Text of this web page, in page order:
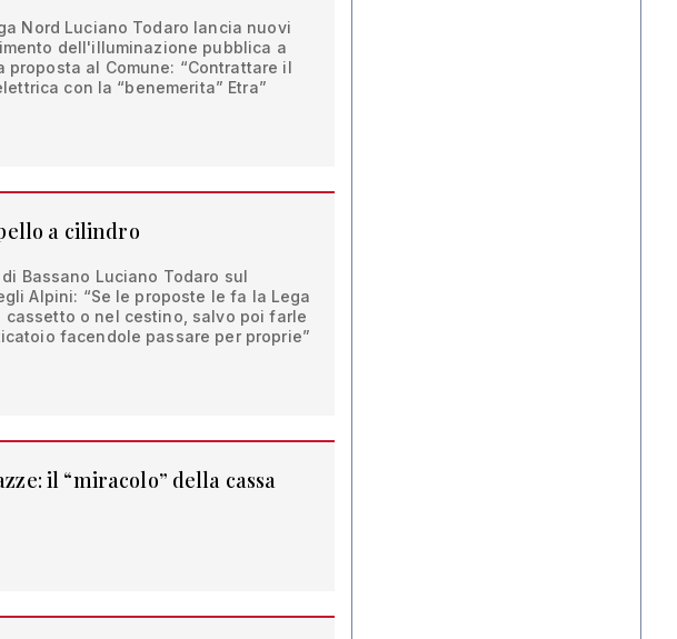
Nord Luciano Todaro lancia nuovi
dell'illuminazione pubblica a
proposta al Comune: “Contrattare il
con la “benemerita” Etra”
a cilindro
Bassano Luciano Todaro sul
Alpini: “Se le proposte le fa la Lega
cassetto o nel cestino, salvo poi farle
facendole passare per proprie”
il “miracolo” della cassa